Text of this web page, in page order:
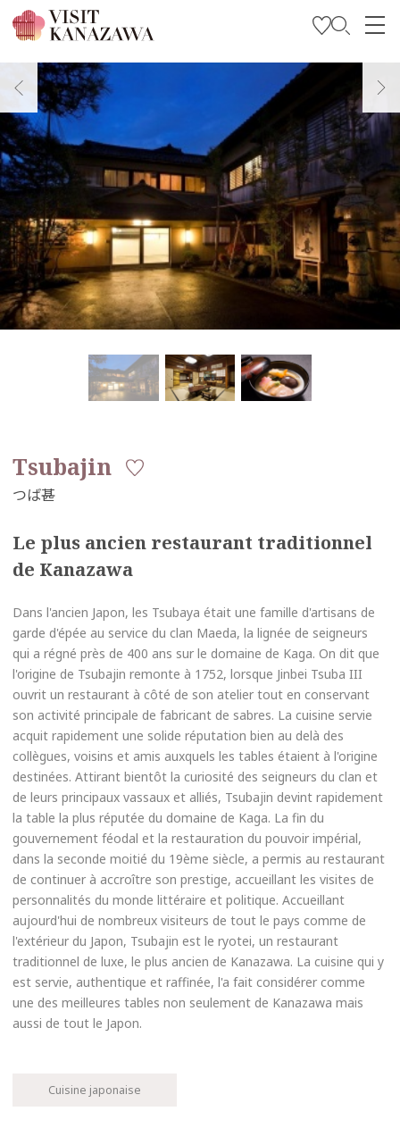
Soyez inspiré
Explorer
Planifiez votre voyage
Travel Trade and Media
Languages
Tsubajin
Le plus ancien restaurant traditionnel
de Kanazawa
Dans l'ancien Japon, les Tsubaya était une famille d'artisans de
garde d'épée au service du clan Maeda, la lignée de seigneurs
qui a régné près de 400 ans sur le domaine de Kaga. On dit que
l'origine de Tsubajin remonte à 1752, lorsque Jinbei Tsuba III
ouvrit un restaurant à côté de son atelier tout en conservant
son activité principale de fabricant de sabres. La cuisine servie
acquit rapidement une solide réputation bien au delà des
collègues, voisins et amis auxquels les tables étaient à l'origine
destinées. Attirant bientôt la curiosité des seigneurs du clan et
de leurs principaux vassaux et alliés, Tsubajin devint rapidement
la table la plus réputée du domaine de Kaga. La fin du
gouvernement féodal et la restauration du pouvoir impérial,
dans la seconde moitié du 19ème siècle, a permis au restaurant
de continuer à accroître son prestige, accueillant les visites de
personnalités du monde littéraire et politique. Accueillant
aujourd'hui de nombreux visiteurs de tout le pays comme de
l'extérieur du Japon, Tsubajin est le ryotei, un restaurant
traditionnel de luxe, le plus ancien de Kanazawa. La cuisine qui y
est servie, authentique et raffinée, l'a fait considérer comme
une des meilleures tables non seulement de Kanazawa mais
aussi de tout le Japon.
Cuisine japonaise